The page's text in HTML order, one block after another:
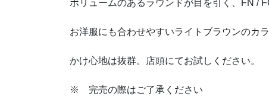
ボリュームのあるラウンドが目を引く、FN /
お洋服にも合わせやすいライトブラウンのカ
かけ心地は抜群。店頭にてお試しください。
※ 完売の際はご了承ください